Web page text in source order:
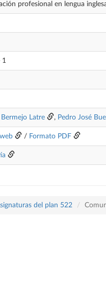
profesional en lengua
1
Bermejo Latre , Pedro José
/ Formato PDF
del plan 522